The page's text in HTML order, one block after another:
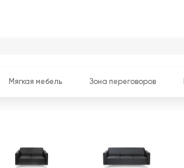
Мягкая мебель Зона переговоров